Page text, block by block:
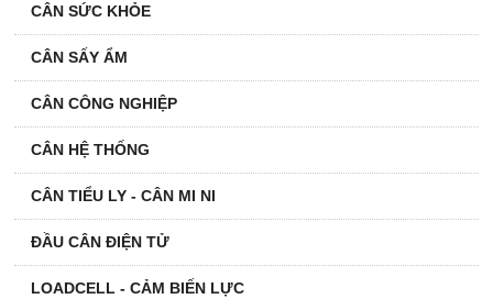
CÂN SỨC KHỎE
CÂN SẤY ẨM
CÂN CÔNG NGHIỆP
CÂN HỆ THỐNG
CÂN TIỂU LY - CÂN MI NI
ĐẦU CÂN ĐIỆN TỬ
LOADCELL - CẢM BIẾN LỰC